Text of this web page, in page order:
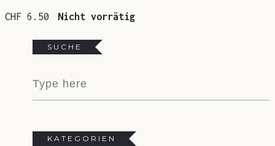
CHF 6.50 Nicht vorrätig
SUCHE
KATEGORIEN